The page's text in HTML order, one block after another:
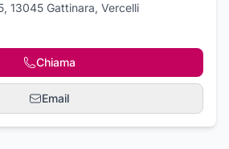
13045 Gattinara, Vercelli
Chiama
Email